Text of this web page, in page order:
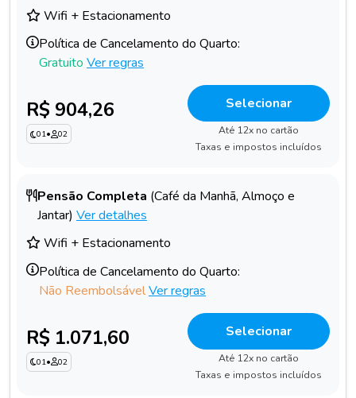
Wifi + Estacionamento
Política de Cancelamento do Quarto:
Gratuito Ver regras
R$ 904,26
01• 02
Selecionar
Até 12x no cartão
Taxas e impostos incluídos
Pensão Completa (Café da Manhã, Almoço e
Jantar) Ver detalhes
Wifi + Estacionamento
Política de Cancelamento do Quarto:
Não ReembolsávelVer regras
R$ 1.071,60
01• 02
Selecionar
Até 12x no cartão
Taxas e impostos incluídos